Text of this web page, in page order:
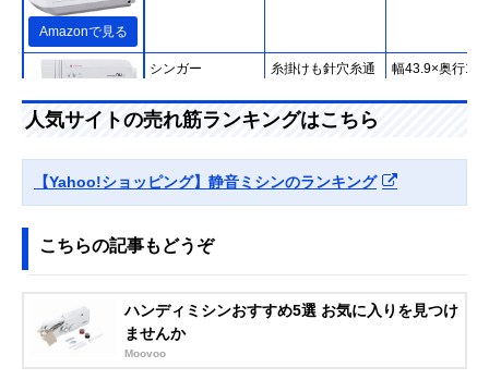
Amazonで見る
シンガー
ヌウ プラス
SC227
糸掛けも針穴糸通
入れも簡単
幅43.9×奥行
人気サイトの売れ筋ランキングはこちら
【Yahoo!ショッピング】静音ミシンのランキング
こちらの記事もどうぞ
ハンディミシンおすすめ5選 お気に入りを見つけ
ませんか
Moovoo